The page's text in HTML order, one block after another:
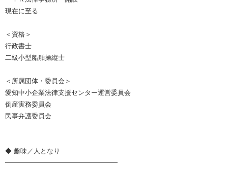
現在に至る
＜資格＞
行政書士
二級小型船舶操縦士
＜所属団体・委員会＞
愛知中小企業法律支援センター運営委員会
倒産実務委員会
民事弁護委員会
◆ 趣味／人となり
━━━━━━━━━━━━━━━━━